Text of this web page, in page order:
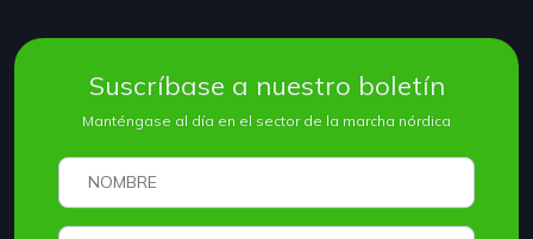
Suscríbase a nuestro boletín
Manténgase al día en el sector de la marcha nórdica